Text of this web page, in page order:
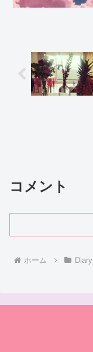
コメント
ホーム Diary